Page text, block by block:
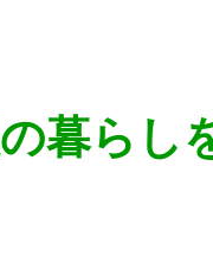
暮らし